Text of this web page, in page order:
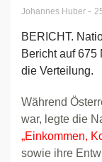
Johannes Huber -
BERICHT.
Bericht auf 675
die Verteilung.
Während
war, legte die
„Einkommen,
sowie ihre